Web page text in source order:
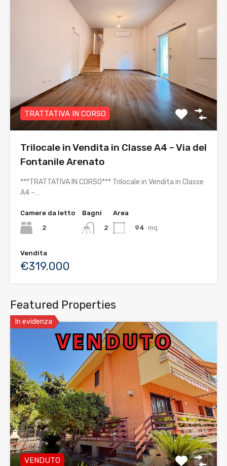
TRATTATIVA IN CORSO
Trilocale in Vendita in Classe A4 – Via del
Fontanile Arenato
***TRATTATIVA IN CORSO*** Trilocale in Vendita in Classe
A4 –…
Camere da letto
2
Bagni
2
Area
94 mq
Vendita
€319.000
Featured Properties
In evidenza
VENDUTO